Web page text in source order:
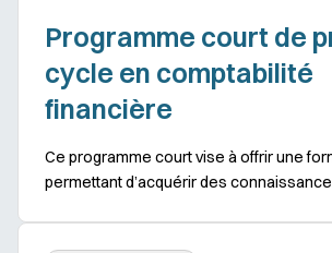
Programme court de
cycle en comptabilité
financière
Ce programme court vise à offrir une
permettant d’acquérir des